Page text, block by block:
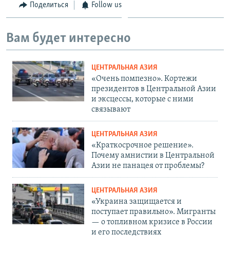
Поделиться Follow us
Вам будет интересно
ЦЕНТРАЛЬНАЯ АЗИЯ
«Очень помпезно». Кортежи
президентов в Центральной Азии
и эксцессы, которые с ними
связывают
ЦЕНТРАЛЬНАЯ АЗИЯ
«Краткосрочное решение».
Почему амнистии в Центральной
Азии не панацея от проблемы?
ЦЕНТРАЛЬНАЯ АЗИЯ
«Украина защищается и
поступает правильно». Мигранты
— о топливном кризисе в России
и его последствиях